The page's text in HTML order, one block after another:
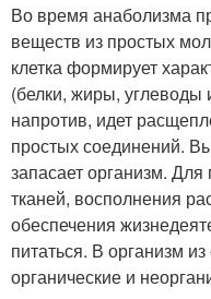
Во время анаболизма
веществ из простых
клетка формирует
(белки, жиры, углеводы
напротив, идет
простых соединений.
запасает организм.
тканей, восполнения
обеспечения
питаться. В организм
органические и